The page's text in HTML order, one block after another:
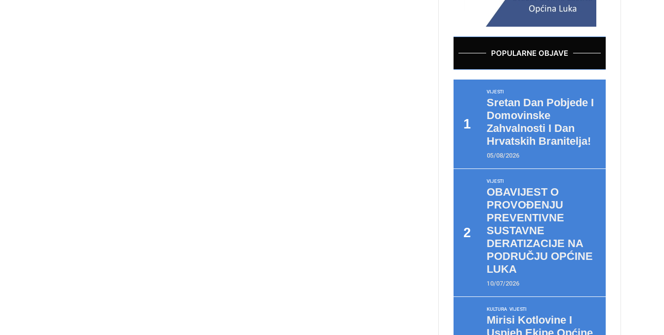
POPULARNE OBJAVE
VIJESTI
Sretan Dan Pobjede I
Domovinske
Zahvalnosti I Dan
Hrvatskih Branitelja!
05/08/2026
VIJESTI
OBAVIJEST O
PROVOĐENJU
PREVENTIVNE
SUSTAVNE
DERATIZACIJE NA
PODRUČJU OPĆINE
LUKA
10/07/2026
KULTURA VIJESTI
Mirisi Kotlovine I
Uspjeh Ekipe Općine